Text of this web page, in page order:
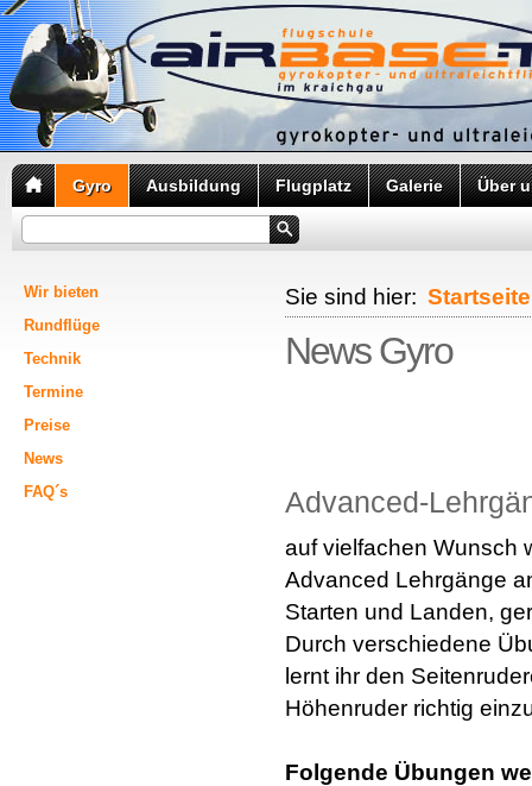
Gyro Ausbildung Flugplatz Galerie Über
Wir bieten
Rundflüge
Technik
Termine
Preise
News
FAQ´s
Sie sind hier: Startseite
News Gyro
Advanced-
auf vielfachen Wunsch
Advanced Lehrgänge
Starten und Landen,
Durch verschiedene
lernt ihr den
Höhenruder richtig
Folgende Übungen